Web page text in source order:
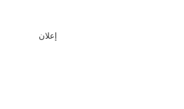
إعلان